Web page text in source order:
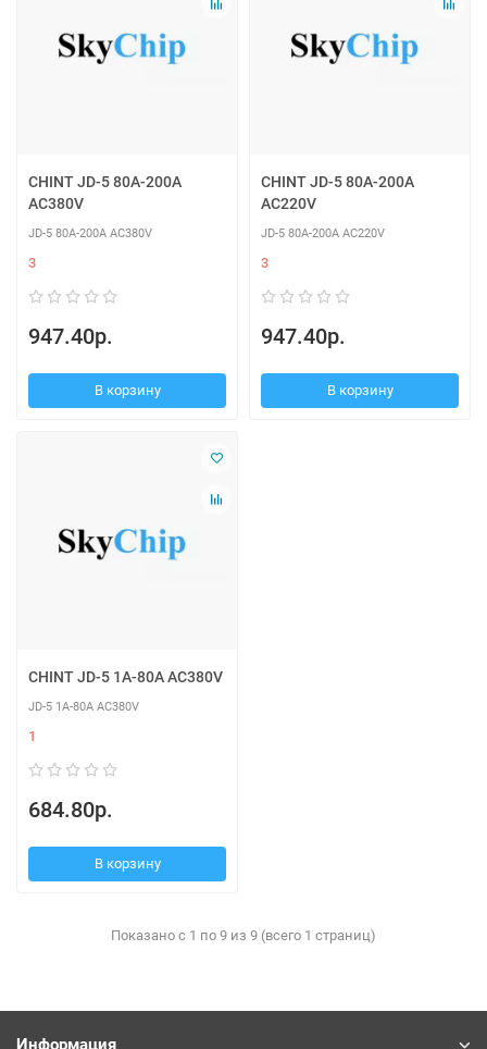
CHINT JD-5 80A-200A
AC380V
JD-5 80A-200A AC380V
3
947.40р.
В корзину
CHINT JD-5 80A-200A
AC220V
JD-5 80A-200A AC220V
3
947.40р.
В корзину
CHINT JD-5 1A-80A AC380V
JD-5 1A-80A AC380V
1
684.80р.
В корзину
Показано с 1 по 9 из 9 (всего 1 страниц)
Информация